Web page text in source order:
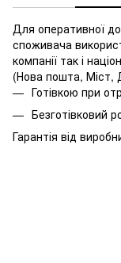
Для оперативної
споживача
компанії так і
(Нова пошта, Міст,
Готівкою при
Безготівковий
Гарантія від